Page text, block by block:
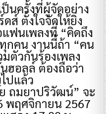
ป็นครั้งที่ผู้จัดอย่าง
ส์ ตั้งใจจัดให้ยิ่ง
ฟนเพลงที่ “คิดถึง
คน งานนี้ถ้า “คน
ตัวกันร้องเพลง
ฮอลล์ ต้องถือว่า
ปแล้ว
ถมยาปริวัฒน์” จะ
พฤศจิกายน 2567